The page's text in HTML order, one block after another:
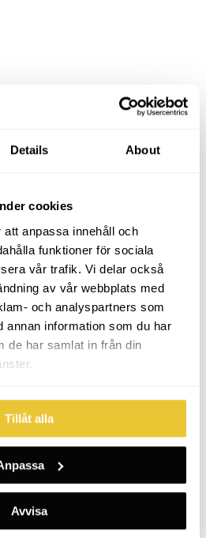
Details About
cookies
anpassa innehåll och
funktioner för sociala
vår trafik. Vi delar också
av vår webbplats med
och analyspartners som
annan information som du har
de har samlat in från din
Tillåt alla
Avvisa
Av Pernilla2018-04-25